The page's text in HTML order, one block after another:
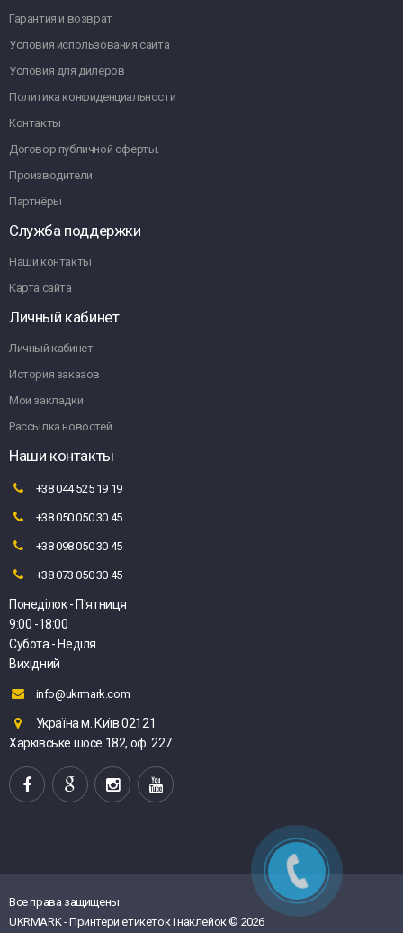
Гарантия и возврат
Условия использования сайта
Условия для дилеров
Политика конфиденциальности
Контакты
Договор публичной оферты.
Производители
Партнёры
Служба поддержки
Наши контакты
Карта сайта
Личный кабинет
Личный кабинет
История заказов
Мои закладки
Рассылка новостей
Наши контакты
+38 044 525 19 19
+38 050 050 30 45
+38 098 050 30 45
+38 073 050 30 45
Понеділок - П'ятниця
9:00 -18:00
Субота - Неділя
Вихідний
info@ukrmark.com
Україна м. Київ 02121
Харківське шосе 182, оф. 227.
Все права защищены
UKRMARK - Принтери етикеток і наклейок © 2026